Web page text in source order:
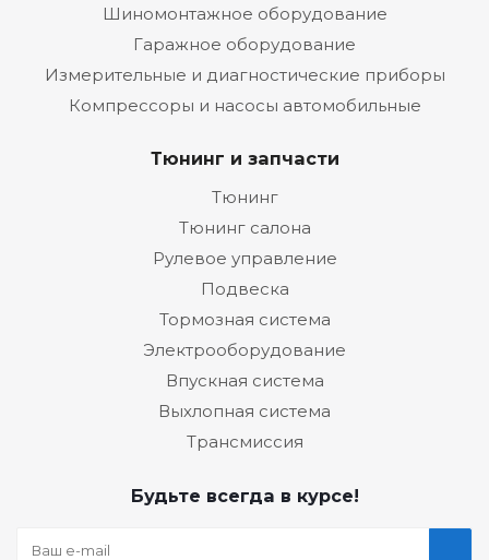
Шиномонтажное оборудование
Гаражное оборудование
Измерительные и диагностические приборы
Компрессоры и насосы автомобильные
Тюнинг и запчасти
Тюнинг
Тюнинг салона
Рулевое управление
Подвеска
Тормозная система
Электрооборудование
Впускная система
Выхлопная система
Трансмиссия
Будьте всегда в курсе!